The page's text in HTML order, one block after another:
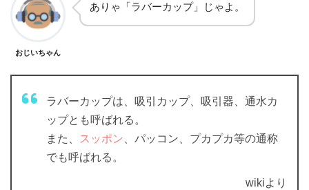
おじいちゃん
ありゃ「ラバーカップ」じゃよ。
ラバーカップは、吸引カップ、吸引器、通水カ
ップとも呼ばれる。
また、 スッポン、パッコン、プカプカ等の通称
でも呼ばれる。
wikiより